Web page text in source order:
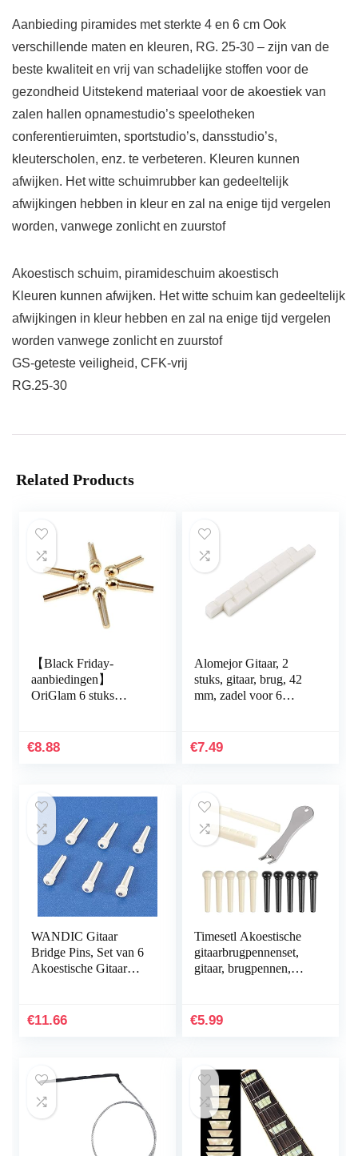
Aanbieding piramides met sterkte 4 en 6 cm Ook
verschillende maten en kleuren, RG. 25-30 – zijn van de
beste kwaliteit en vrij van schadelijke stoffen voor de
gezondheid Uitstekend materiaal voor de akoestiek van
zalen hallen opnamestudio’s speelotheken
conferentieruimten, sportstudio’s, dansstudio’s,
kleuterscholen, enz. te verbeteren. Kleuren kunnen
afwijken. Het witte schuimrubber kan gedeeltelijk
afwijkingen hebben in kleur en zal na enige tijd vergelen
worden, vanwege zonlicht en zuurstof
Akoestisch schuim, piramideschuim akoestisch
Kleuren kunnen afwijken. Het witte schuim kan gedeeltelijk
afwijkingen in kleur hebben en zal na enige tijd vergelen
worden vanwege zonlicht en zuurstof
GS-geteste veiligheid, CFK-vrij
RG.25-30
Related Products
【Black Friday-
aanbiedingen】
OriGlam 6 stuks
pinnen,
akoestische gitaren
€8.88
Alomejor Gitaar, 2
stuks, gitaar, brug, 42
mm, zadel voor 6
gitaaronderdelen
€7.49
WANDIC Gitaar
Bridge Pins, Set van 6
Akoestische Gitaar
Shell Inlay voor…
€11.66
Timesetl Akoestische
gitaarbrugpennenset,
gitaar, brugpennen,
pakken…
€5.99